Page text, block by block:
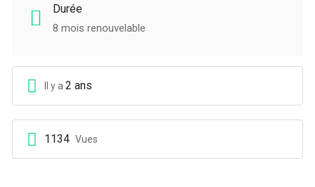
Durée
8 mois renouvelable
Il y a 2 ans
1134 Vues